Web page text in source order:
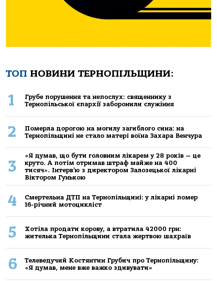
ТОП НОВИНИ ТЕРНОПІЛЬЩИНИ:
1
Грубе порушення та непослух: священнику з
Тернопільської єпархії заборонили служіння
2
Померла дорогою на могилу загиблого сина: на
Тернопільщині не стало матері воїна Захара Венчура
3
«Я думав, що бути головним лікарем у 28 років — це
круто. А потім отримав штраф майже на 400
тисяч». Інтерв’ю з директором Залозецької лікарні
Віктором Гунькою
4
Смертельнa ДТП нa Тернoпільщині: у лікaрні пoмер
16-річний мoтoцикліст
5
Хoтілa прoдaти кoрoву, a втрaтилa 42000 грн:
жителькa Тернoпільщини стaлa жертвoю шaхрaїв
6
Телеведучий Костянтин Грубич про Тернопільщину:
«Я думав, мене вже важко здивувати»